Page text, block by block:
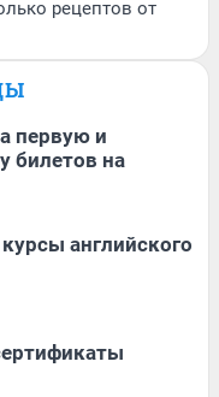
рецептов от
первую и
билетов на
английского